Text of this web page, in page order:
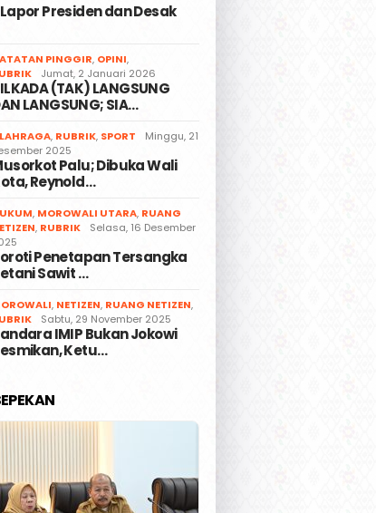
Presiden dan Desak
PINGGIR, OPINI,
Jumat, 2 Januari 2026
(TAK) LANGSUNG
LANGSUNG; SIA…
, RUBRIK, SPORT
Minggu, 21
2025
Palu; Dibuka Wali
Reynold…
, MOROWALI UTARA, RUANG
, RUBRIK
Selasa, 16 Desember
Penetapan Tersangka
Sawit …
, NETIZEN, RUANG NETIZEN,
Sabtu, 29 November 2025
IMIP Bukan Jokowi
Ketu…